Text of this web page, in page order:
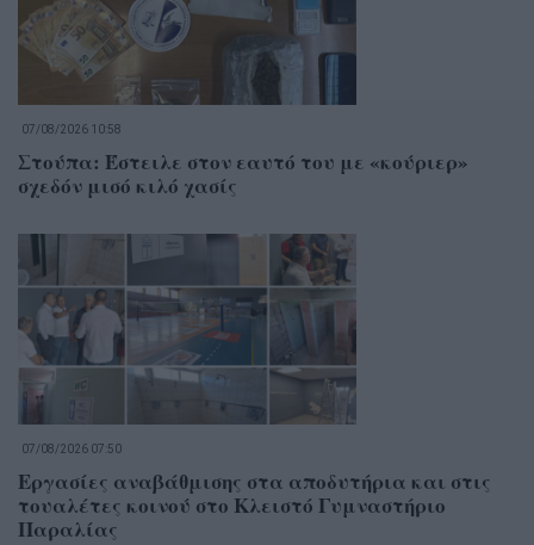
07/08/2026 10:58
Στούπα: Έστειλε στον εαυτό του με «κούριερ»
σχεδόν μισό κιλό χασίς
07/08/2026 07:50
Εργασίες αναβάθμισης στα αποδυτήρια και στις
τουαλέτες κοινού στο Κλειστό Γυμναστήριο
Παραλίας